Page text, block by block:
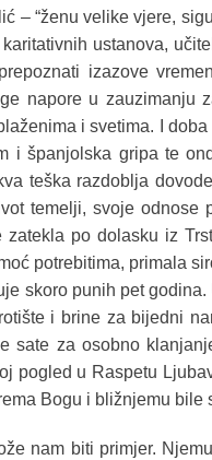
– “ženu velike vjere,
ustanova,
izazove
napore u zauzimanju
i svetima. I
i španjolska gripa te
teška razdoblja
temelji, svoje odnose
po dolasku iz
potrebitima, primala
skoro punih pet
i brine za bijedni
sate za osobno
pogled u Raspetu
Bogu i bližnjemu bile
nam biti primjer.